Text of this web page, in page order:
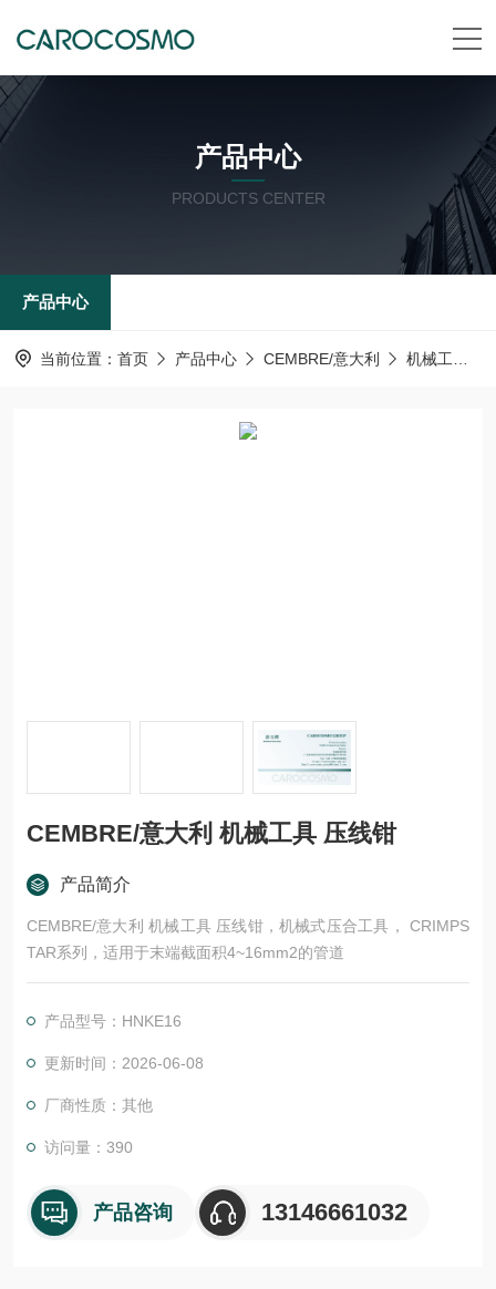
产品中心
PRODUCTS CENTER
产品中心
当前位置： 首页 产品中心 CEMBRE/意大利 机械工具
CEMBRE/意大利 机械工具 压线钳
产品简介
CEMBRE/意大利 机械工具 压线钳，机械式压合工具， CRIMPS
TAR系列，适用于末端截面积4~16mm2的管道
产品型号：HNKE16
更新时间：2026-06-08
厂商性质：其他
访问量：390
产品咨询 13146661032